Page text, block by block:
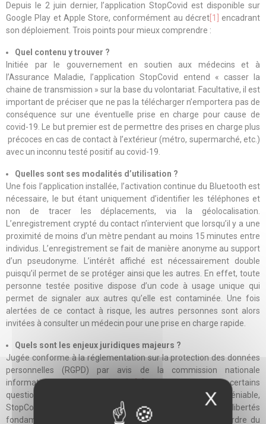
Depuis le 2 juin dernier, l’application StopCovid est disponible sur
Google Play et Apple Store, conformément au décret[1]
encadrant
son déploiement. Trois points pour mieux comprendre :
Quel contenu y trouver ?
Initiée par le gouvernement en soutien aux médecins et à
l’Assurance Maladie, l’application StopCovid entend « casser la
chaine de transmission » sur la base du volontariat. Facultative, il est
important de préciser que ne pas la télécharger n’emportera pas de
conséquence sur une éventuelle prise en charge pour cause de
covid-19. Le but premier est de permettre des prises en charge plus
précoces en cas de contact à l’extérieur (métro, supermarché, etc.)
avec un inconnu testé positif au covid-19.
Quelles sont ses modalités d’utilisation ?
Une fois l’application installée, l’activation continue du Bluetooth est
nécessaire, le but étant uniquement d’identifier les téléphones et
non de tracer les déplacements, via la géolocalisation.
L’enregistrement crypté du contact n’intervient que lorsqu’il y a une
proximité de moins d’un mètre pendant au moins 15 minutes entre
individus. L’enregistrement se fait de manière anonyme au support
d’un pseudonyme. L’intérêt affiché est nécessairement double
puisqu’il permet de se protéger ainsi que les autres. En effet, toute
personne testée positive dispose d’un code à usage unique qui
permet de signaler aux autres qu’elle est contaminée. Une fois
alertées de ce contact à risque, les autres personnes sont alors
invitées à consulter un médecin pour une prise en charge rapide.
Quels sont les enjeux juridiques majeurs ?
Jugée conforme à la réglementation sur la protection des données
personnelles (RGPD) par avis de la commission nationale
informatique et libertés (CNIL)
, StopCovid soulève certains
questionnements. En dépit de son intérêt sanitaire indéniable,
StopCovid interroge la question du respect des droits et libertés
fondamentaux de ses utilisateurs. A ce titre, le Conseil de l’Ordre du
X